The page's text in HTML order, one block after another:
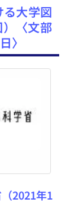
大学図
〈文部
〉
2021年1